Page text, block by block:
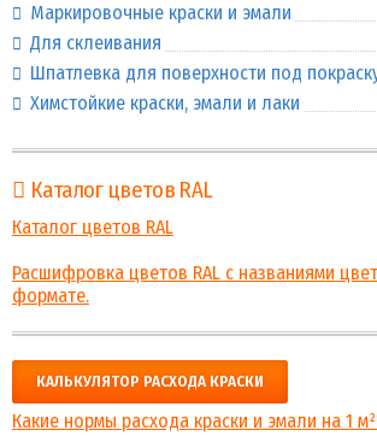
Маркировочные краски и эмали
Для склеивания
Шпатлевка для поверхности под
Химстойкие краски, эмали и лаки
Каталог цветов RAL
Каталог цветов RAL
Расшифровка цветов RAL с названиями
формате.
КАЛЬКУЛЯТОР РАСХОДА КРАСКИ
Какие нормы расхода краски и эмали на 1